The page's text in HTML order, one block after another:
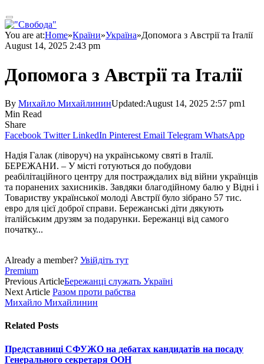
You are at:Home»Країни»Україна»Допомога з Австрії та Італії
August 14, 2025 2:43 pm
Допомога з Австрії та Італії
By Михайло МихайлининUpdated:August 14, 2025 2:57 pm1
Min Read
Share
Facebook Twitter LinkedIn Pinterest Email Telegram WhatsApp
Надія Галак (ліворуч) на українському святі в Італії.
БЕРЕЖАНИ. – У місті готуються до побудови
реабілітаційного центру для постраждалих від війни українців
та поранених захисників. Завдяки благодійному балю у Відні і
Товариству української молоді Австрії було зібрано 57 тис.
евро для цієї доброї справи. Бережанські діти дякують
італійським друзям за подарунки. Бережанці від самого
початку...
Already a member? Увійдіть тут
Premium
Previous ArticleБережанці служать Україні
Next Article Разом проти рабства
Михайло Михайлинин
Related Posts
Представниці СФУЖО на дебатах кандидатів на посаду
Генерального секретаря ООН